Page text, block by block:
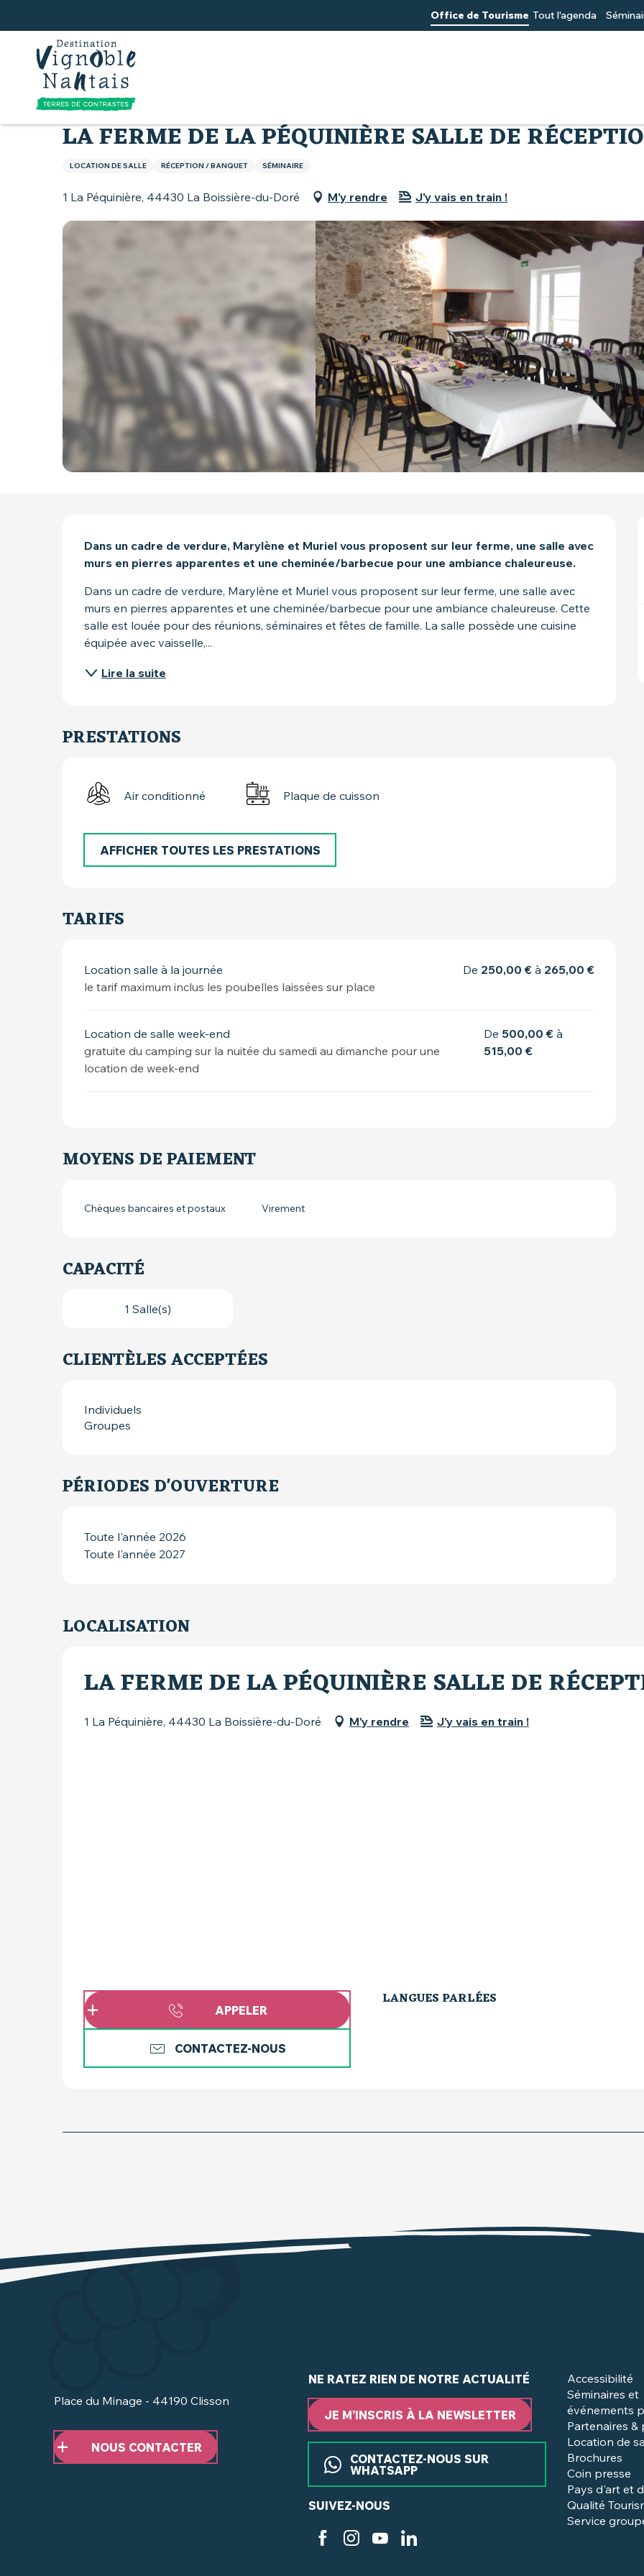
principal
Office de Tourisme Tout l'agenda
Accueil
LA FERME DE LA PÉQUINIÈRE SALLE DE
LOCATION DE SALLE RÉCEPTION / BANQUET SÉMINAIRE
1 La Péquinière, 44430 La Boissière-du-Doré M'y rendre J'y vais en train !
DESCRIPTION
Dans un cadre de verdure, Marylène et Muriel vous proposent sur leur ferme, une salle avec
murs en pierres apparentes et une cheminée/barbecue pour une ambiance chaleureuse.
Dans un cadre de verdure, Marylène et Muriel vous proposent sur leur ferme, une salle avec
murs en pierres apparentes et une cheminée/barbecue pour une ambiance chaleureuse. Cette
salle est louée pour des réunions, séminaires et fêtes de famille. La salle possède une cuisine
équipée avec vaisselle,...
Lire la suite
PRESTATIONS
Air conditionné Plaque de cuisson
AFFICHER TOUTES LES PRESTATIONS
TARIFS
Location salle à la journée
le tarif maximum inclus les poubelles laissées sur place
De 250,00 € à 265,00 €
Location de salle week-end
gratuite du camping sur la nuitée du samedi au dimanche pour une
location de week-end
De 500,00 € à
515,00 €
MOYENS DE PAIEMENT
Chèques bancaires et postaux Virement
CAPACITÉ
1 Salle(s)
CLIENTÈLES ACCEPTÉES
Individuels
Groupes
PÉRIODES D'OUVERTURE
Toute l'année 2026
Toute l'année 2027
LOCALISATION
LA FERME DE LA PÉQUINIÈRE SALLE DE
1 La Péquinière, 44430 La Boissière-du-Doré M'y rendre J'y vais en train !
APPELER
CONTACTEZ-NOUS
LANGUES PARLÉES
LANGUES PARLÉES
Place du Minage - 44190 Clisson
NOUS CONTACTER
NE RATEZ RIEN DE NOTRE ACTUALITÉ
JE M’INSCRIS À LA NEWSLETTER
CONTACTEZ-NOUS SUR
WHATSAPP
SUIVEZ-NOUS
Accessibilité
Séminaires et
événements
Partenaires &
Location de
Brochures
Coin presse
Pays d'art et
Qualité
Service